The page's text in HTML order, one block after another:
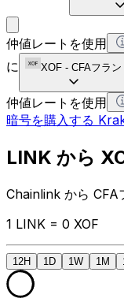
仲値レートを使用
に
XOF - CFAフラン
仲値レートを使用
暗号を購入する
LINK から
Chainlink から CFA
1 LINK = 0 XOF
12H 1D 1W 1M